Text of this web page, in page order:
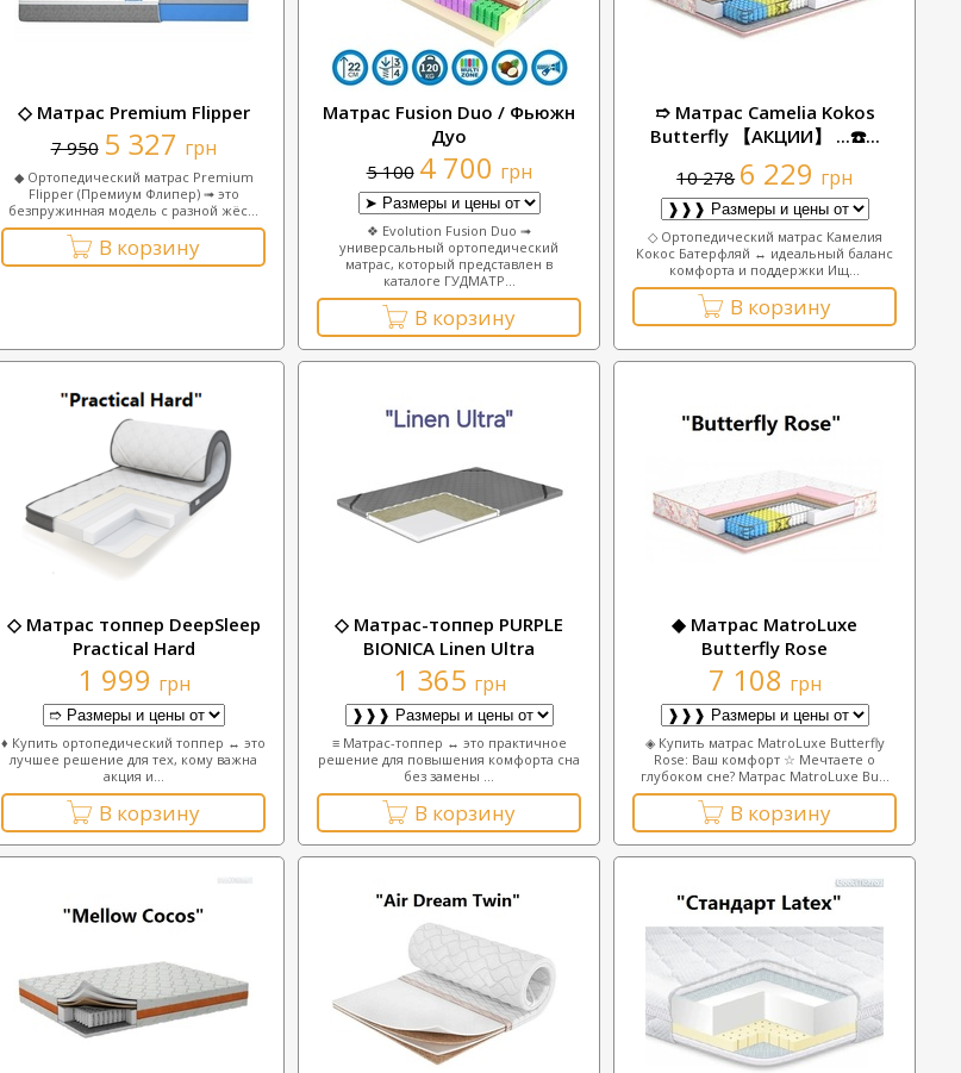
◇ Матрас Premium Flipper
7 950 5 327 грн
◆ Ортопедический матрас Premium
Flipper (Премиум Флипер) ➟ это
безпружинная модель с разной жёс...
В корзину
Матрас Fusion Duo / Фьюжн
Дуо
5 100 4 700 грн
❖ Evolution Fusion Duo ➟
универсальный ортопедический
матрас, который представлен в
каталоге ГУДМАТР...
В корзину
➱ Матрас Camelia Kokos
Butterfly 【АКЦИИ】 ...☎️...
10 278 6 229 грн
◇ Ортопедический матрас Камелия
Кокос Батерфляй ↔ идеальный баланс
комфорта и поддержки Ищ...
В корзину
◇ Матрас топпер DeepSleep
Practical Hard
1 999 грн
♦ Купить ортопедический топпер ↔ это
лучшее решение для тех, кому важна
акция и...
В корзину
◇ Матрас-топпер PURPLE
BIONICA Linen Ultra
1 365 грн
≡ Матрас-топпер ↔ это практичное
решение для повышения комфорта сна
без замены ...
В корзину
◆ Матрас MatroLuxe
Butterfly Rose
7 108 грн
◈ Купить матрас MatroLuxe Butterfly
Rose: Ваш комфорт ☆ Мечтаете о
глубоком сне? Матрас MatroLuxe Bu...
В корзину